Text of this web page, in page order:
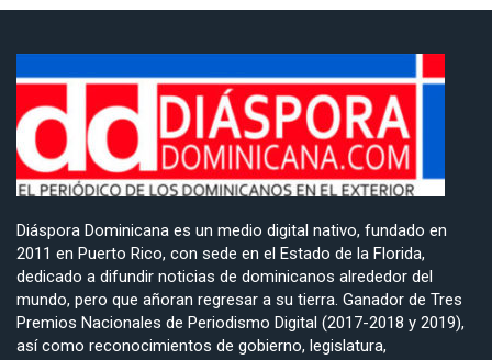
Diáspora Dominicana es un medio digital nativo, fundado en
2011 en Puerto Rico, con sede en el Estado de la Florida,
dedicado a difundir noticias de dominicanos alrededor del
mundo, pero que añoran regresar a su tierra. Ganador de Tres
Premios Nacionales de Periodismo Digital (2017-2018 y 2019),
así como reconocimientos de gobierno, legislatura,